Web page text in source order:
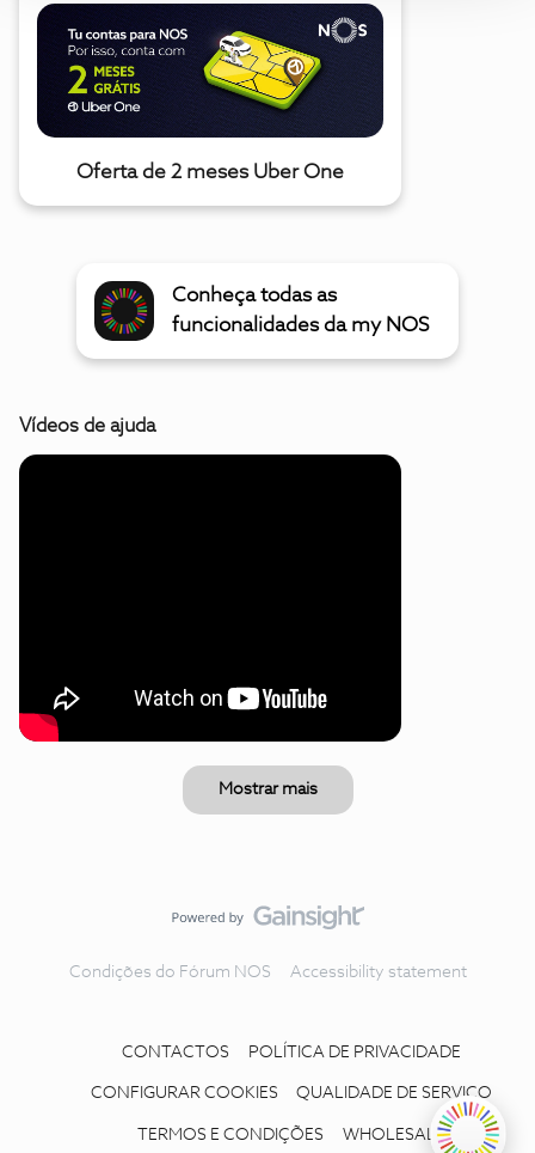
Oferta de 2 meses Uber One
Conheça todas as
funcionalidades da my NOS
Vídeos de ajuda
Mostrar mais
Condições do Fórum NOS Accessibility statement
CONTACTOS POLÍTICA DE PRIVACIDADE
CONFIGURAR COOKIES QUALIDADE DE SERVIÇO
TERMOS E CONDIÇÕES WHOLESALE